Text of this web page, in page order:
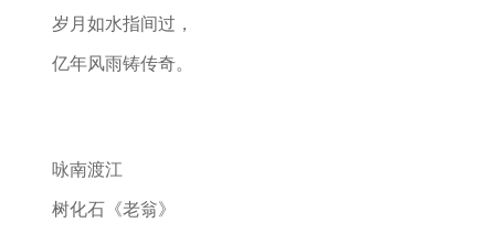
岁月如水指间过，
亿年风雨铸传奇。
咏南渡江
树化石《老翁》